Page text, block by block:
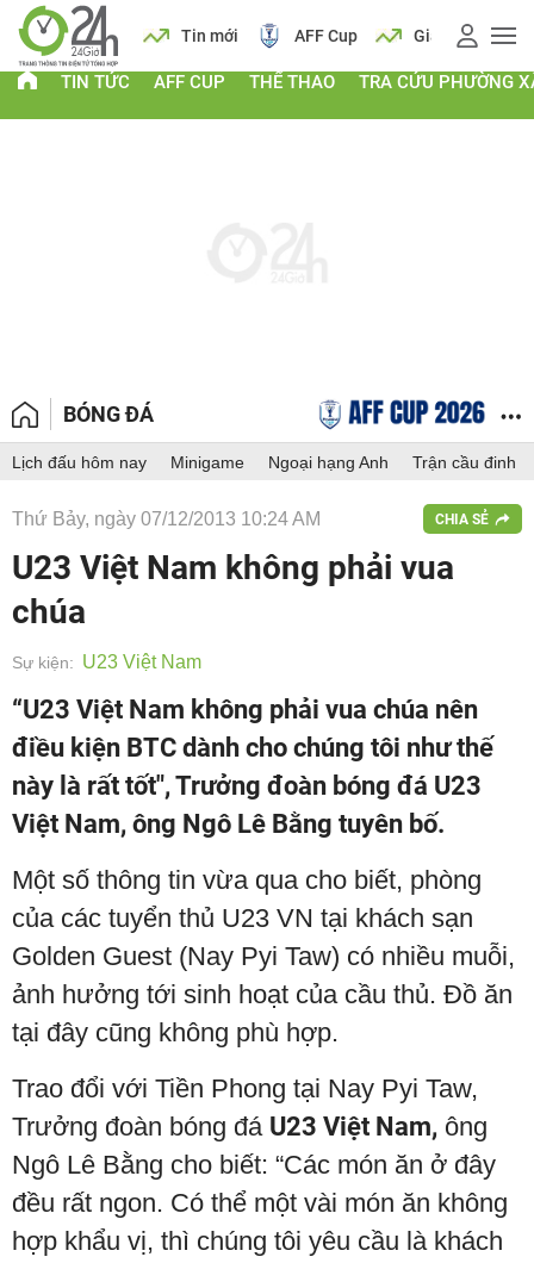
Lịch Tin mới AFF Cup Giá vàng
TIN TỨC AFF CUP THỂ THAO TRA CỨU PHƯỜNG
BÓNG ĐÁ
Lịch đấu hôm nay Minigame Ngoại hạng Anh Trận cầu đinh
Thứ Bảy, ngày 07/12/2013 10:24 AM CHIA SẺ
U23 Việt Nam không phải vua
chúa
Sự kiện: U23 Việt Nam
“U23 Việt Nam không phải vua chúa nên
điều kiện BTC dành cho chúng tôi như thế
này là rất tốt", Trưởng đoàn bóng đá U23
Việt Nam, ông Ngô Lê Bằng tuyên bố.
Một số thông tin vừa qua cho biết, phòng
của các tuyển thủ U23 VN tại khách sạn
Golden Guest (Nay Pyi Taw) có nhiều muỗi,
ảnh hưởng tới sinh hoạt của cầu thủ. Đồ ăn
tại đây cũng không phù hợp.
Trao đổi với Tiền Phong tại Nay Pyi Taw,
Trưởng đoàn bóng đá U23 Việt Nam, ông
Ngô Lê Bằng cho biết: “Các món ăn ở đây
đều rất ngon. Có thể một vài món ăn không
hợp khẩu vị, thì chúng tôi yêu cầu là khách